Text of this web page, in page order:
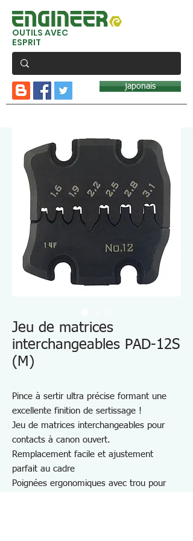
OUTILS AVEC
ESPRIT
japonais
Jeu de matrices
interchangeables PAD-12S
(M)
Pince à sertir ultra précise formant une
excellente finition de sertissage !
Jeu de matrices interchangeables pour
contacts à canon ouvert.
Remplacement facile et ajustement
parfait au cadre
Poignées ergonomiques avec trou pour